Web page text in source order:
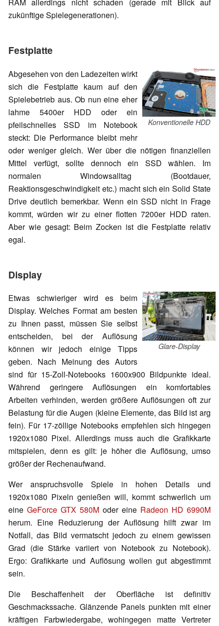
RAM allerdings nicht schaden (gerade mit Blick auf
zukünftige Spielegenerationen).
Festplatte
Konventionelle HDD
Abgesehen von den Ladezeiten wirkt
sich die Festplatte kaum auf den
Spielebetrieb aus. Ob nun eine eher
lahme 5400er HDD oder ein
pfeilschnelles SSD im Notebook
steckt: Die Performance bleibt mehr
oder weniger gleich. Wer über die nötigen finanziellen
Mittel verfügt, sollte dennoch ein SSD wählen. Im
normalen Windowsalltag (Bootdauer,
Reaktionsgeschwindigkeit etc.) macht sich ein Solid State
Drive deutlich bemerkbar. Wenn ein SSD nicht in Frage
kommt, würden wir zu einer flotten 7200er HDD raten.
Aber wie gesagt: Beim Zocken ist die Festplatte relativ
egal.
Display
Glare-Display
Etwas schwieriger wird es beim
Display. Welches Format am besten
zu Ihnen passt, müssen Sie selbst
entscheiden, bei der Auflösung
können wir jedoch einige Tipps
geben. Nach Meinung des Autors
sind für 15-Zoll-Notebooks 1600x900 Bildpunkte ideal.
Während geringere Auflösungen ein komfortables
Arbeiten verhinden, werden größere Auflösungen oft zur
Belastung für die Augen (kleine Elemente, das Bild ist arg
fein). Für 17-zöllige Notebooks empfehlen sich hingegen
1920x1080 Pixel. Allerdings muss auch die Grafikkarte
mitspielen, denn es gilt: je höher die Auflösung, umso
größer der Rechenaufwand.
Wer anspruchsvolle Spiele in hohen Details und
1920x1080 Pixeln genießen will, kommt schwerlich um
eine GeForce GTX 580M oder eine Radeon HD 6990M
herum. Eine Reduzierung der Auflösung hilft zwar im
Notfall, das Bild vermatscht jedoch zu einem gewissen
Grad (die Stärke variiert von Notebook zu Notebook).
Ergo: Grafikkarte und Auflösung wollen gut abgestimmt
sein.
Die Beschaffenheit der Oberfläche ist definitiv
Geschmackssache. Glänzende Panels punkten mit einer
kräftigen Farbwiedergabe, wohingegen matte Vertreter